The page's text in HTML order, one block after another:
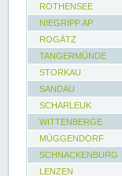
ROTHENSEE
NIEGRIPP AP
ROGÄTZ
TANGERMÜNDE
STORKAU
SANDAU
SCHARLEUK
WITTENBERGE
MÜGGENDORF
SCHNACKENBURG
LENZEN